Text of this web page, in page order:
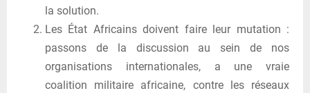
la solution.
Les État Africains doivent faire leur mutation :
passons de la discussion au sein de nos
organisations internationales, a une vraie
coalition militaire africaine, contre les réseaux